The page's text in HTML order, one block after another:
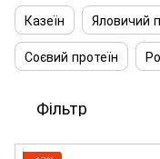
Казеїн
Яловичий
Соєвий протеїн
Фільтр